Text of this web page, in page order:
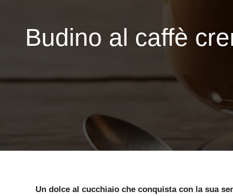
Budino al caffè
Un dolce al cucchiaio che conquista con la sua